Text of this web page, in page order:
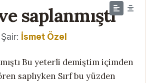
saplanmıştı
Şair: İsmet Özel
Bu yeterli demiştim içimden
saplıyken Sırf bu yüzden